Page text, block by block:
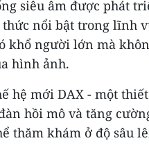
siêu âm được phát
nổi bật trong lĩnh
khổ người lớn mà
hình ảnh.
hệ mới DAX - một
hồi mô và tăng
thăm khám ở độ sâu